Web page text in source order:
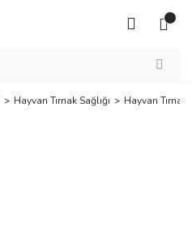
Hayvan Tırnak Sağlığı Hayvan Tırnak